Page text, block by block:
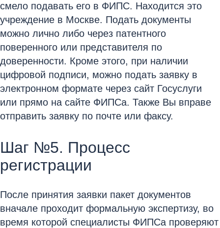
смело подавать его в ФИПС. Находится это
учреждение в Москве. Подать документы
можно лично либо через патентного
поверенного или представителя по
доверенности. Кроме этого, при наличии
цифровой подписи, можно подать заявку в
электронном формате через сайт Госуслуги
или прямо на сайте ФИПСа. Также Вы вправе
отправить заявку по почте или факсу.
Шаг №5. Процесс
регистрации
После принятия заявки пакет документов
вначале проходит формальную экспертизу, во
время которой специалисты ФИПСа проверяют